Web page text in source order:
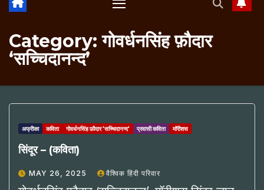
Category:गोवर्धनसिंह फ़ौदार
‘सच्चिदानन्द’
अफ्रीका कविता गोवर्धनसिंह फ़ौदार 'सच्चिदानन्द' प्रवासी कविता मॉरीशस
सिंदूर – (कविता)
MAY 26, 2025 वैश्विक हिंदी परिवार